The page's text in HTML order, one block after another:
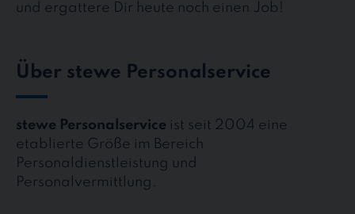
und ergattere Dir heute noch einen Job!
Über stewe Personalservice
stewe Personalservice ist seit 2004 eine
etablierte Größe im Bereich
Personaldienstleistung und
Personalvermittlung.